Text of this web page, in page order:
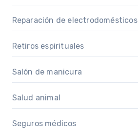
Reparación de electrodomésticos
Retiros espirituales
Salón de manicura
Salud animal
Seguros médicos